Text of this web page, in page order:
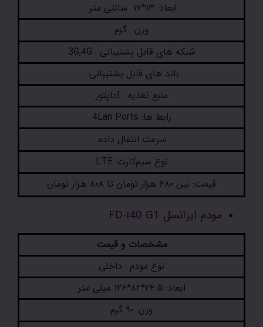
ابعاد: ۱۳*۱۷ سانتی متر
وزن: گرم
شبکه های قابل پشتیبانی : 3G,4G
باند های قابل پشتیبانی:
منبع تغذیه : آداپتور
رابط ها: 4Lan Ports
سرعت انتقال داده:
نوع سیم‌کارت: LTE
قیمت: بین ۶۸۰ هزار تومان تا ۸۰۸ هزار تومان
مودم ایرانسل FD-i40 G1
مشخصات و قیمت
نوع مودم : داخلی
ابعاد: ۲۴.۵*۸۲*۱۲۶ میلی متر
وزن: ۹۰ گرم